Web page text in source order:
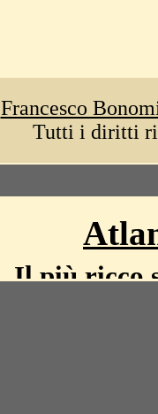
Francesco
Tutti i diritti
Il più ricco